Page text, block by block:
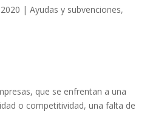
| Ayudas y subvenciones,
que se enfrentan a una
o competitividad, una falta de